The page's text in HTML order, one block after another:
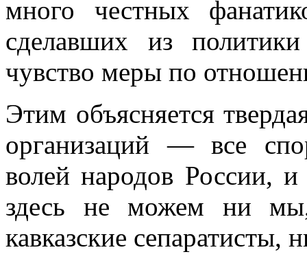
много честных
сделавших из
чувство меры по
Этим объясняется
организаций — все
волей народов России,
здесь не можем ни мы,
кавказские сепаратисты,